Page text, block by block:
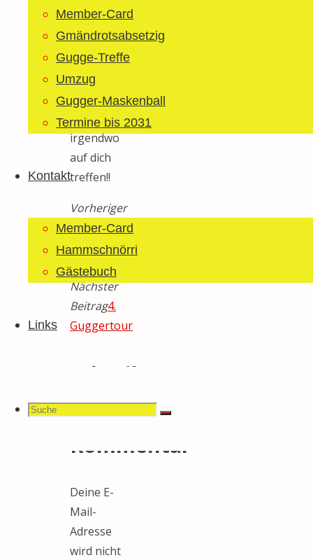
Member-Card
Gmändrotsabsetzig
Gugge-Treffe
Umzug
Gugger-Maskenball
Termine bis 2031
Kontakt
Member-Card
Hammschnörri
Gästebuch
Links
Suche
Suchen
Suche
St.Peterzell
ab 11.30
Wir freuen
uns, wenn
wir
irgendwo
auf dich
treffen!!
Vorheriger
BeitragIch
bin wieder
da!
Nächster
Beitrag4.
Guggertour
Schreibe
einen
Kommentar
Deine E-
Mail-
Adresse
wird nicht